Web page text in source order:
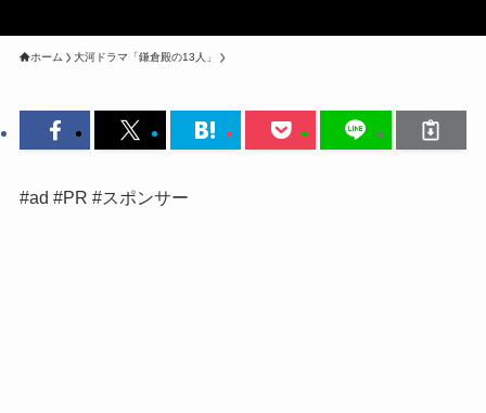
ホーム 大河ドラマ「鎌倉殿の13人」
#ad #PR #スポンサー